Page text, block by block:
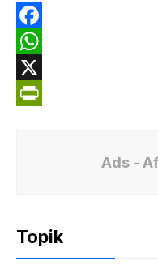
F
a
c
W
h
X
Ads -
Topik